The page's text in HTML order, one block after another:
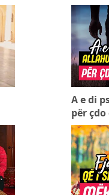
A e di
për